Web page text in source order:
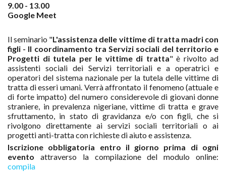
9.00 - 13.00
Google Meet
Il seminario "L'assistenza delle vittime di tratta madri con
figli - Il coordinamento tra Servizi sociali del territorio e
Progetti di tutela per le vittime di tratta" è rivolto ad
assistenti sociali dei Servizi territoriali e a operatrici e
operatori del sistema nazionale per la tutela delle vittime di
tratta di esseri umani. Verrà affrontato il fenomeno (attuale e
di forte impatto) del numero considerevole di giovani donne
straniere, in prevalenza nigeriane, vittime di tratta e grave
sfruttamento, in stato di gravidanza e/o con figli, che si
rivolgono direttamente ai servizi sociali territoriali o ai
progetti anti-tratta con richieste di aiuto e assistenza.
Iscrizione obbligatoria entro il giorno prima di ogni
evento attraverso la compilazione del modulo online:
compila